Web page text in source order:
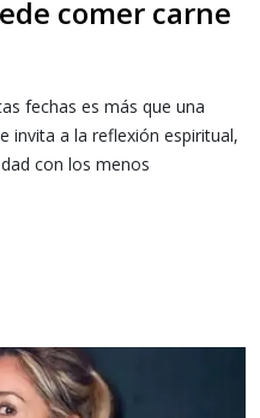
comer carne
fechas es más que una
invita a la reflexión espiritual,
con los menos